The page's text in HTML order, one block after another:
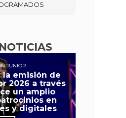
JUNIOR
la emisión de
2026 a través
un amplio
en
y digitales